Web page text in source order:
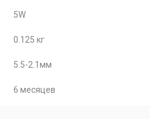
5W
0.125 кг
5.5-2.1мм
6 месяцев